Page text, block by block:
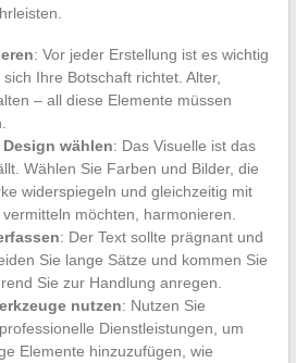
: Vor jeder Erstellung ist es wichtig
Ihre Botschaft richtet. Alter,
– all diese Elemente müssen
wählen: Das Visuelle ist das
Wählen Sie Farben und Bilder, die
widerspiegeln und gleichzeitig mit
möchten, harmonieren.
: Der Text sollte prägnant und
Sie lange Sätze und kommen Sie
Sie zur Handlung anregen.
nutzen: Nutzen Sie
Dienstleistungen, um
Elemente hinzuzufügen, wie